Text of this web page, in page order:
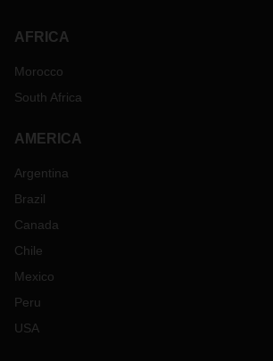
AFRICA
Morocco
South Africa
AMERICA
Argentina
Brazil
Canada
Chile
Mexico
Peru
USA